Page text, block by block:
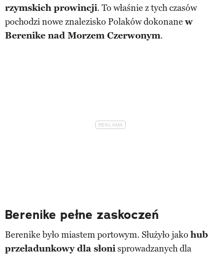
rzymskich prowincji. To właśnie z tych czasów
pochodzi nowe znalezisko Polaków dokonane w
Berenike nad Morzem Czerwonym.
Berenike pełne zaskoczeń
Berenike było miastem portowym. Służyło jako hub
przeładunkowy dla słonisprowadzanych dla